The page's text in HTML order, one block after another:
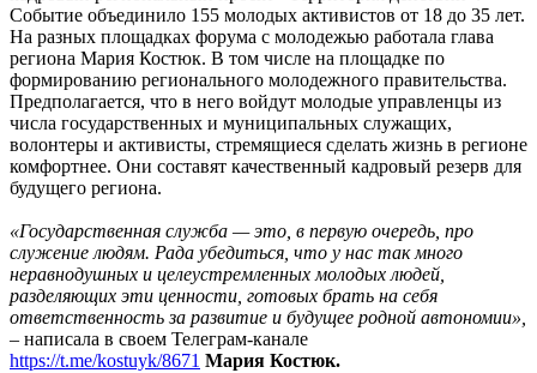
Событие объединило 155 молодых активистов от 18 до 35 лет.
На разных площадках форума с молодежью работала глава
региона Мария Костюк. В том числе на площадке по
формированию регионального молодежного правительства.
Предполагается, что в него войдут молодые управленцы из
числа государственных и муниципальных служащих,
волонтеры и активисты, стремящиеся сделать жизнь в регионе
комфортнее. Они составят качественный кадровый резерв для
будущего региона.
«Государственная служба — это, в первую очередь, про
служение людям. Рада убедиться, что у нас так много
неравнодушных и целеустремленных молодых людей,
разделяющих эти ценности, готовых брать на себя
ответственность за развитие и будущее родной автономии»,
– написала в своем Телеграм-канале
https://t.me/kostuyk/8671 Мария Костюк.